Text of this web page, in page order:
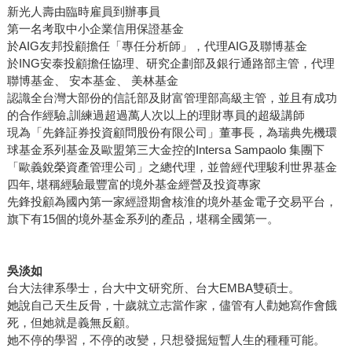
安全感來自閱讀」吳淡如再一次強調。 ＊文中吳淡如圖片，
由方智出版提供。
新光人壽由臨時雇員到辦事員
第一名考取中小企業信用保證基金
於AIG友邦投顧擔任「專任分析師」，代理AIG及聯博基金
於ING安泰投顧擔任協理、研究企劃部及銀行通路部主管，代理
聯博基金、 安本基金、 美林基金
認識全台灣大部份的信託部及財富管理部高級主管，並且有成功
的合作經驗,訓練過超過萬人次以上的理財專員的超級講師
現為「先鋒証券投資顧問股份有限公司」董事長，為瑞典先機環
球基金系列基金及歐盟第三大金控的Intersa Sampaolo 集團下
「歐義銳榮資產管理公司」之總代理，並曾經代理駿利世界基金
四年, 堪稱經驗最豐富的境外基金經營及投資專家
先鋒投顧為國內第一家經證期會核淮的境外基金電子交易平台，
旗下有15個的境外基金系列的產品，堪稱全國第一。
吳淡如
台大法律系學士，台大中文研究所、台大EMBA雙碩士。
她說自己天生反骨，十歲就立志當作家，儘管有人勸她寫作會餓
死，但她就是義無反顧。
她不停的學習，不停的改變，只想發掘短暫人生的種種可能。